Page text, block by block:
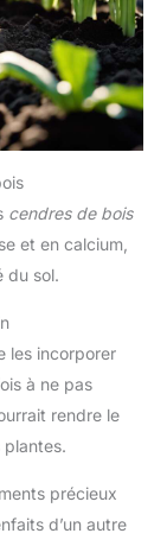
cendres de bois
et en calcium,
du sol.
les incorporer
à ne pas
rendre le
précieux
d’un autre